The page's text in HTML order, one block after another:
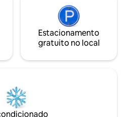
Estacionamento
gratuito no local